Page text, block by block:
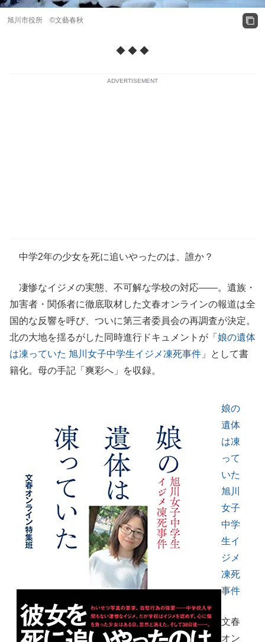
旭川市役所 ©️文藝春秋
◆ ◆ ◆
ADVERTISEMENT
中学2年の少女を死に追いやったのは、誰か？
凄惨なイジメの実態、不可解な学校の対応――。遺族・
加害者・関係者に徹底取材した文春オンラインの報道は全
国的な反響を呼び、ついに第三者委員会の再調査が決定。
北の大地を揺るがした同時進行ドキュメントが「 娘の遺体
は凍っていた 旭川女子中学生イジメ凍死事件 」として書
籍化。母の手記「爽彩へ」を収録。
娘の
遺体
は凍
って
いた
旭川
女子
中学
生イ
ジメ
凍死
事件
文春
オン